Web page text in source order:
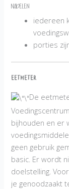
Nadelen
iedereen
porties
Eetmeter
De
bijhouden en er
geen gebruik
basic. Er wordt
doelstelling.
je genoodzaakt